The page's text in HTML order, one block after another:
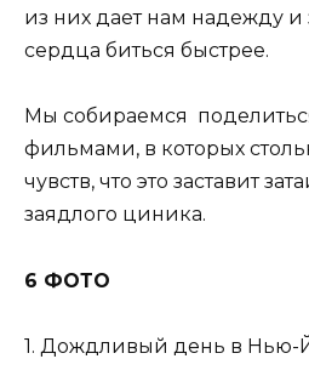
из них дает нам надежду и
сердца биться быстрее.
Мы собираемся
фильмами, в которых
чувств, что это заставит
заядлого циника.
6 ФОТО
1. Дождливый день в Нью-